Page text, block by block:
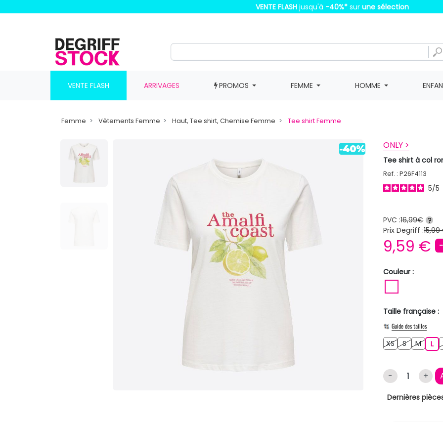
VENTE FLASH jusqu'à -40%* sur une sélection
VENTE FLASH ARRIVAGES PROMOS FEMME HOMME
Femme Vêtements Femme Haut, Tee shirt, Chemise Femme Tee shirt Femme
ONLY >
Tee shirt à col
Ref. : P26F4113
5/5
PVC :16,99€ ?
Prix Degriff :
9,59 €
Couleur :
Taille française :
Guide des tailles
XSXSSS MM LL
- +
Dernières